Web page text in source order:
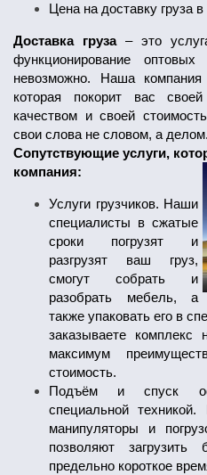
Цена на доставку груза в
Доставка груза– это
функционирование
невозможно. Наша компания
которая покорит вас
качеством и своей
свои слова не словом, а делом.
Сопутствующие услуги,
компания:
Услуги грузчиков. Наши
специалисты в сжатые
сроки погрузят и
разгрузят ваш груз,
смогут собрать и
разобрать мебель, а
также упаковать его в
заказываете
максимум
стоимость.
Подъём и спуск
специальной
манипуляторы и
позволяют
предельно короткое